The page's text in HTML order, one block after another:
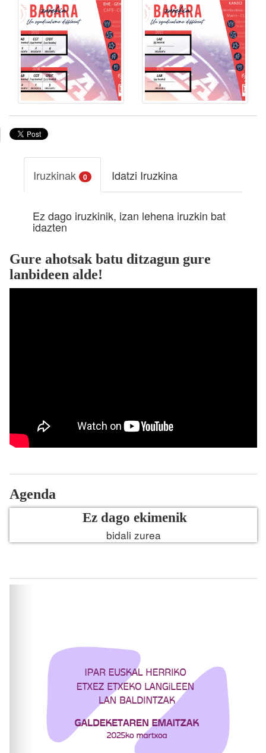
Iruzkinak 0 Idatzi Iruzkina
Ez dago iruzkinik, izan lehena iruzkin bat
idazten
Gure ahotsak batu ditzagun gure
lanbideen alde!
Agenda
Ez dago ekimenik
bidali zurea